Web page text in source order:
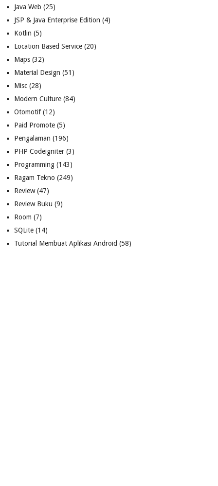
Java Web (25)
JSP & Java Enterprise Edition (4)
Kotlin (5)
Location Based Service(20)
Maps(32)
Material Design (51)
Misc(28)
Modern Culture(84)
Otomotif(12)
Paid Promote(5)
Pengalaman (196)
PHP Codeigniter(3)
Programming(143)
Ragam Tekno (249)
Review(47)
Review Buku (9)
Room (7)
SQLite(14)
Tutorial Membuat Aplikasi Android (58)